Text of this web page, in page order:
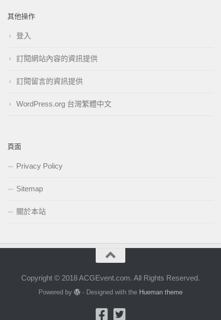
其他操作
登入
訂閱網站內容的資訊提供
訂閱留言的資訊提供
WordPress.org 台灣繁體中文
頁面
Privacy Policy
Sitemap
關於本站
Copyright © 2018 ACGEvent.com. All Rights Reserved.
Powered by - Designed with the Hueman theme